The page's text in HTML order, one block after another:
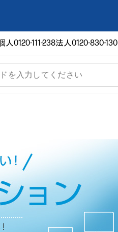
人0120-111-238法人0120-830-130